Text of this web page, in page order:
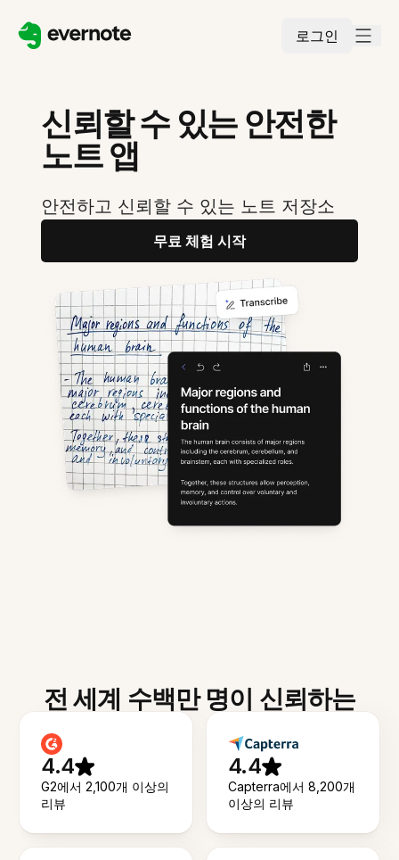
로그인
신뢰할 수 있는 안전한
노트 앱
안전하고 신뢰할 수 있는 노트 저장소
무료 체험 시작
전 세계 수백만 명이 신뢰하는
4.4
G2에서 2,100개 이상의
리뷰
4.4
Capterra에서 8,200개
이상의 리뷰